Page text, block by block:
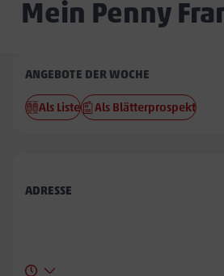
Mein Penny
Penny
Frankenberg
ANGEBOTE DER WOCHE
Als Liste Als Blätterprospekt
ADRESSE